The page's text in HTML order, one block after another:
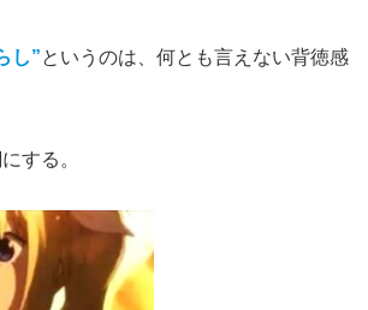
し”というのは、何とも言えない背徳感
する。